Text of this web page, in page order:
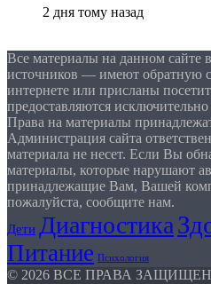
2 дня тому назад
Все материалы на данном сайте
источников — имеют обратную
интернете или присланы
предоставляются
Права на материалы
Администрация сайта
материала не несет. Если Вы
материалы, которые нарушают
принадлежащие Вам, Вашей
пожалуйста, сообщите нам.
Дети Диагностика
Питание Психология
© 2026 ВСЕ ПРАВА